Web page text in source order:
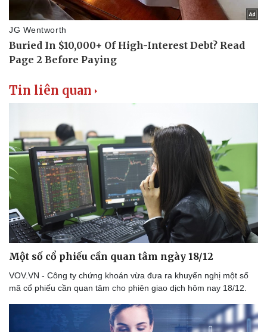
Sức khỏe
Dinh dưỡng - món ngon
Cây thuốc
Nam khoa
Làm đẹp - giảm cân
Phòng mạch online
Ăn sạch sống khỏe
Tin liên quan
Một số cổ phiếu cần quan tâm ngày 18/12
VOV.VN - Công ty chứng khoán vừa đưa ra khuyến nghị một số
mã cổ phiếu cần quan tâm cho phiên giao dịch hôm nay 18/12.